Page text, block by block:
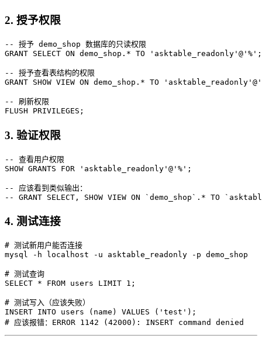
2. 授予权限
-- 授予 demo_shop 数据库的只读权限
GRANT SELECT ON demo_shop.* TO 'asktable_readonly'@'%';
-- 授予查看表结构的权限
GRANT SHOW VIEW ON demo_shop.* TO
-- 刷新权限
3. 验证权限
-- 查看用户权限
SHOW GRANTS FOR 'asktable_readonly'@'%';
-- 应该看到类似输出：
4. 测试连接
# 测试新用户能否连接
mysql -h localhost -u asktable_readonly -p demo_shop
# 测试查询
SELECT * FROM users LIMIT 1;
# 测试写入（应该失败）
INSERT INTO users (name) VALUES ('test');